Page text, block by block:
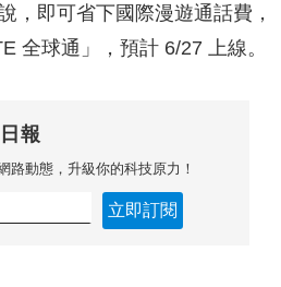
，即可省下國際漫遊通話費，
全球通」，預計 6/27 上線。
報
路動態，升級你的科技原力！
立即訂閱